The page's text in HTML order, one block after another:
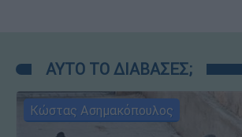
ΑΥΤΟ ΤΟ ΔΙΑΒΑΣΕΣ;
Κώστας Ασημακόπουλος